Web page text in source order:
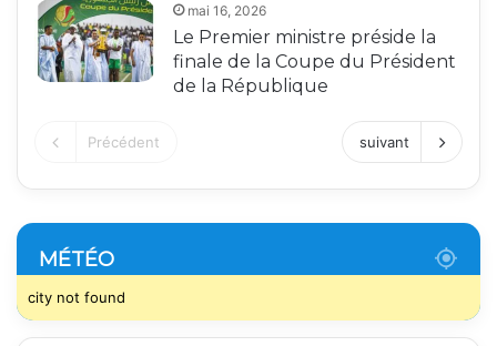
mai 16, 2026
Le Premier ministre préside la
finale de la Coupe du Président
de la République
Précédent suivant
MÉTÉO
city not found